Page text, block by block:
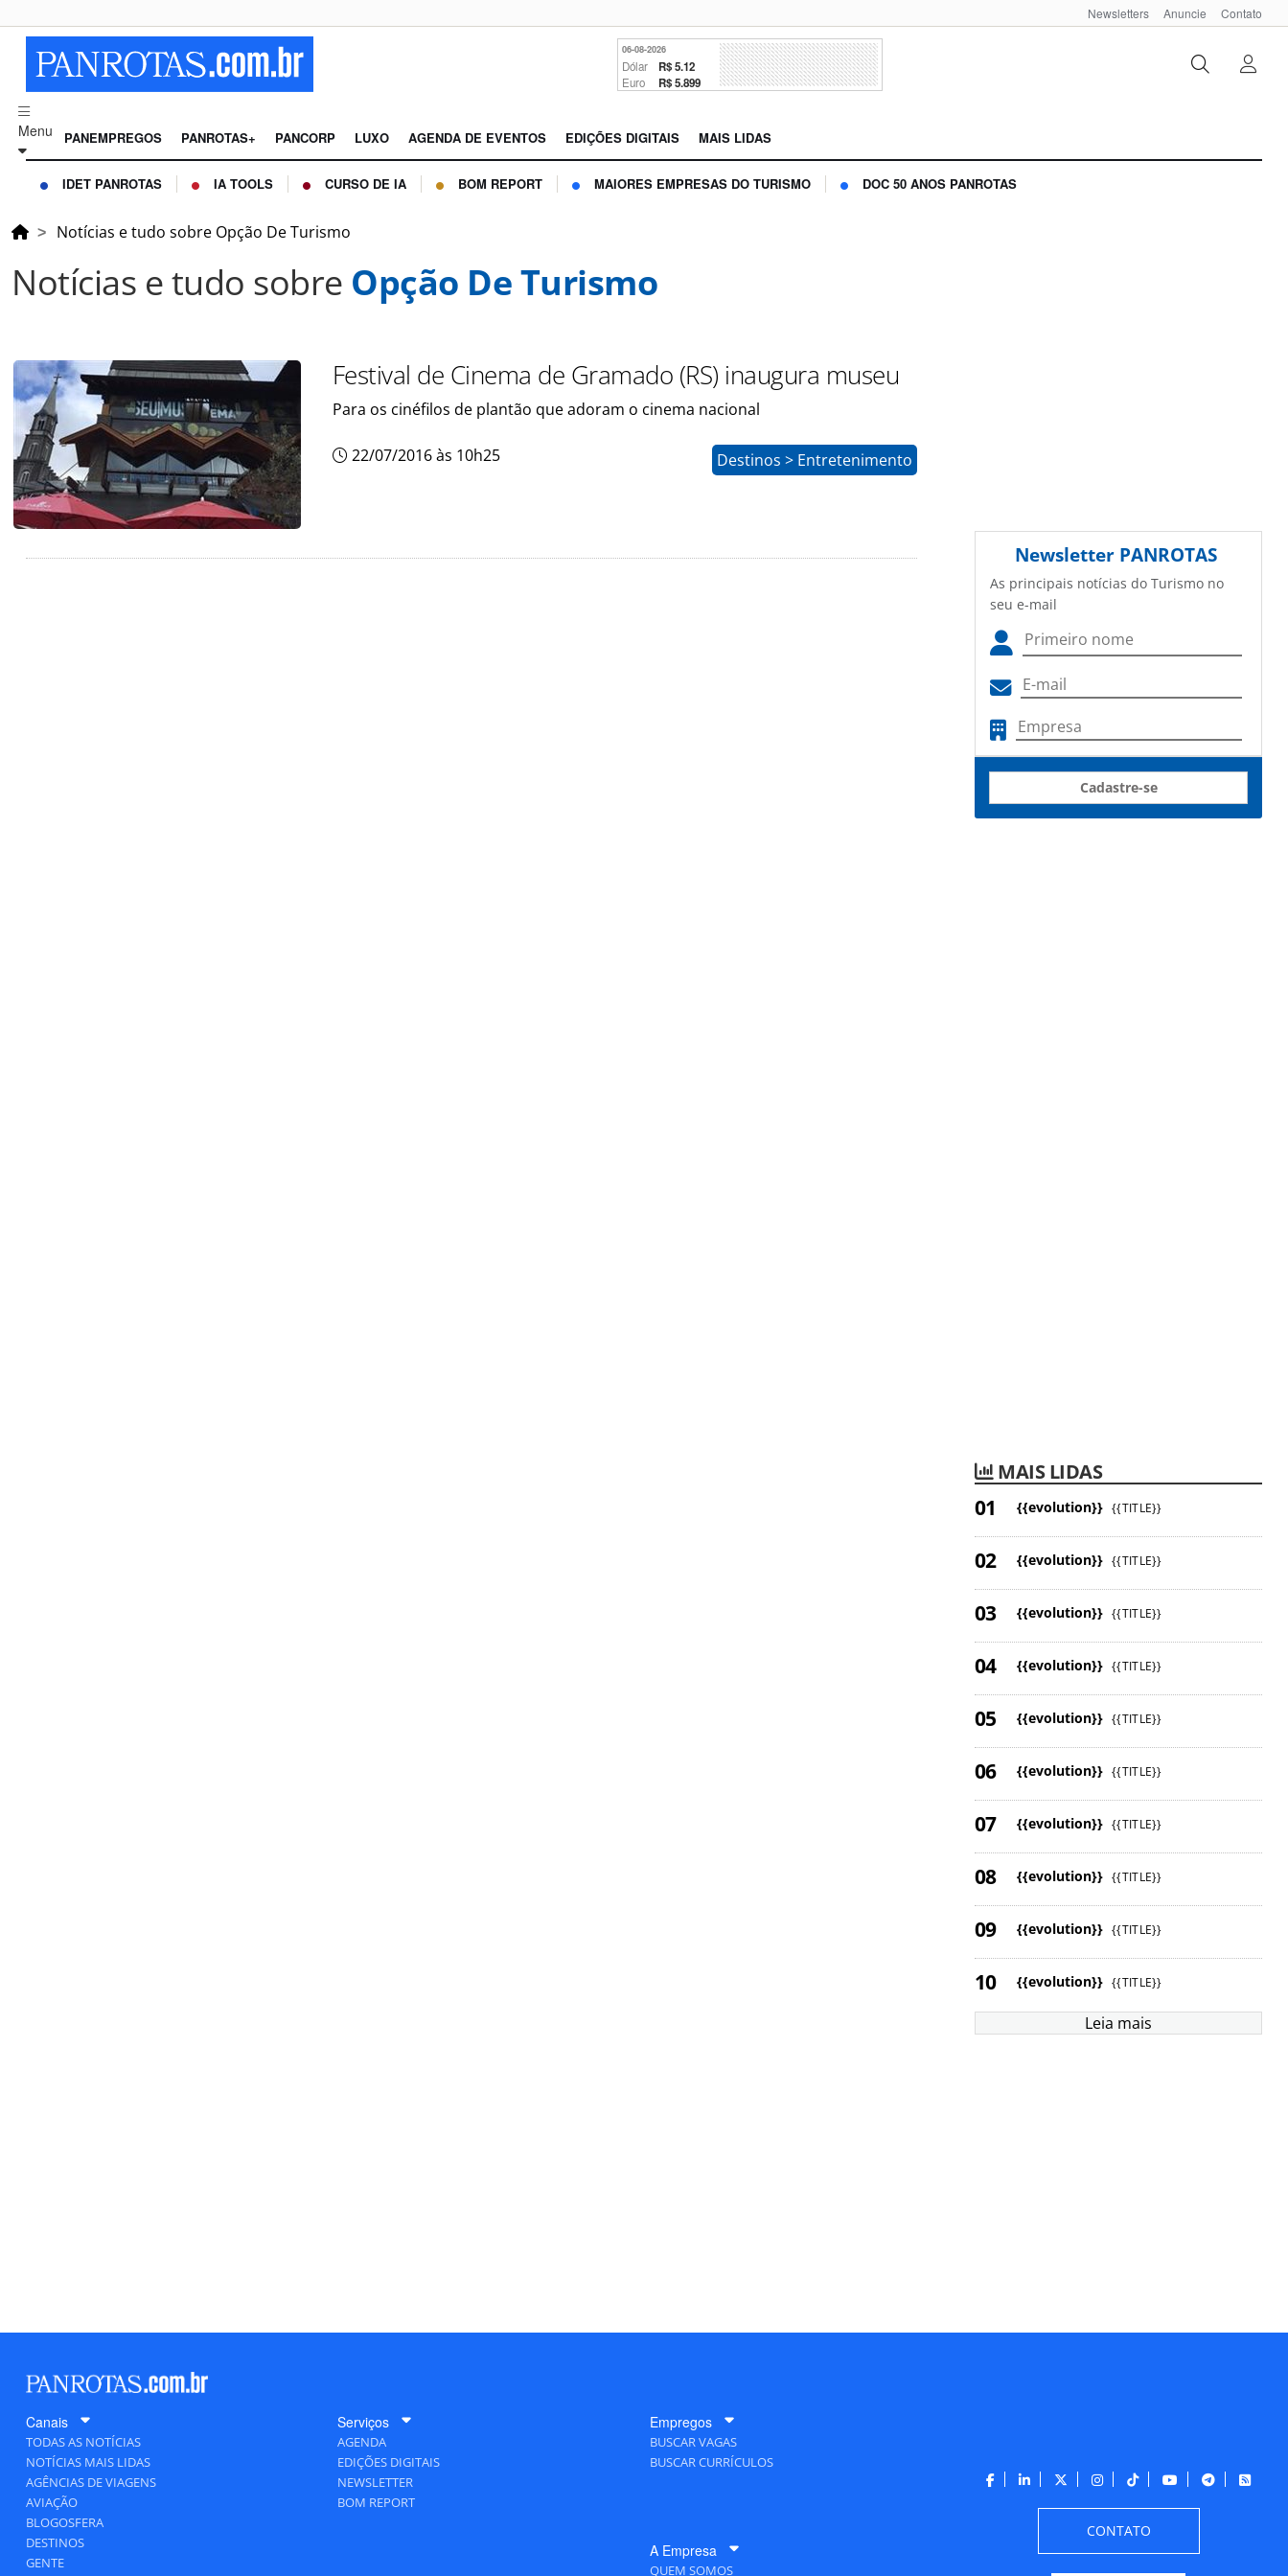
Newsletters Anuncie Contato
06-08-2026
Dólar R$ 5.12
Euro R$ 5.899
Menu PANEMPREGOS PANROTAS+ PANCORP LUXO AGENDA DE EVENTOS EDIÇÕES DIGITAIS MAIS LIDAS
IDET PANROTAS IA TOOLS CURSO DE IA BOM REPORT MAIORES EMPRESAS DO TURISMO DOC 50 ANOS PANROTAS
Notícias e tudo sobre Opção De Turismo
Notícias e tudo sobre Opção De Turismo
Festival de Cinema de Gramado (RS) inaugura museu
Para os cinéfilos de plantão que adoram o cinema nacional
22/07/2016 às 10h25 Destinos > Entretenimento
Newsletter PANROTAS
As principais notícias do Turismo no
seu e-mail
Cadastre-se
MAIS LIDAS
{{evolution}} {{TITLE}}
{{evolution}} {{TITLE}}
{{evolution}} {{TITLE}}
{{evolution}} {{TITLE}}
{{evolution}} {{TITLE}}
{{evolution}} {{TITLE}}
{{evolution}} {{TITLE}}
{{evolution}} {{TITLE}}
{{evolution}} {{TITLE}}
{{evolution}} {{TITLE}}
Leia mais
Canais
TODAS AS NOTÍCIAS
NOTÍCIAS MAIS LIDAS
AGÊNCIAS DE VIAGENS
AVIAÇÃO
BLOGOSFERA
DESTINOS
GENTE
Serviços
AGENDA
EDIÇÕES DIGITAIS
NEWSLETTER
BOM REPORT
Empregos
BUSCAR VAGAS
BUSCAR CURRÍCULOS
A Empresa
QUEM SOMOS
CONTATO